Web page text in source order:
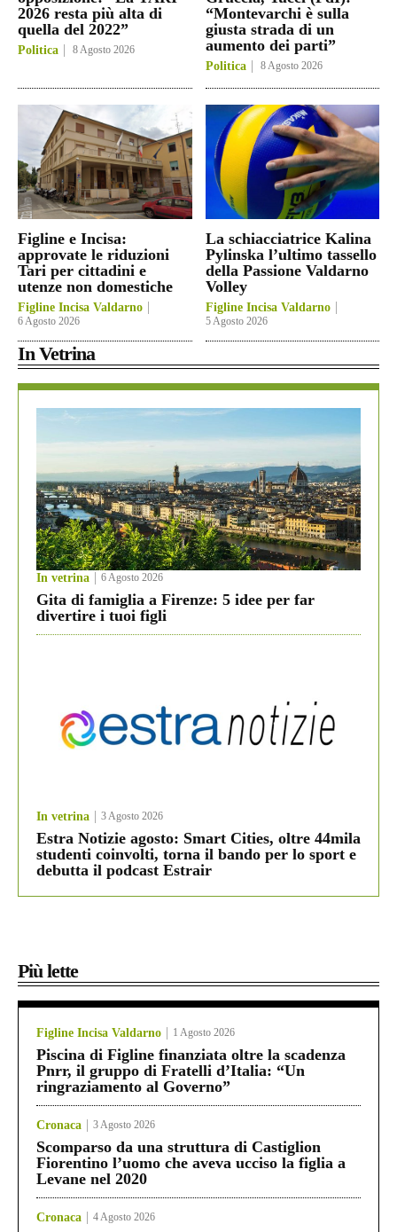
2026 resta più alta di
quella del 2022”
Politica 8 Agosto 2026
“Montevarchi è sulla
giusta strada di un
aumento dei parti”
Politica 8 Agosto 2026
Figline e Incisa:
approvate le riduzioni
Tari per cittadini e
utenze non domestiche
Figline Incisa Valdarno
6 Agosto 2026
La schiacciatrice Kalina
Pylinska l’ultimo tassello
della Passione Valdarno
Volley
Figline Incisa Valdarno
5 Agosto 2026
In Vetrina
In vetrina 6 Agosto 2026
Gita di famiglia a Firenze: 5 idee per far
divertire i tuoi figli
In vetrina 3 Agosto 2026
Estra Notizie agosto: Smart Cities, oltre 44mila
studenti coinvolti, torna il bando per lo sport e
debutta il podcast Estrair
Più lette
Figline Incisa Valdarno 1 Agosto 2026
Piscina di Figline finanziata oltre la scadenza
Pnrr, il gruppo di Fratelli d’Italia: “Un
ringraziamento al Governo”
Cronaca 3 Agosto 2026
Scomparso da una struttura di Castiglion
Fiorentino l’uomo che aveva ucciso la figlia a
Levane nel 2020
Cronaca 4 Agosto 2026